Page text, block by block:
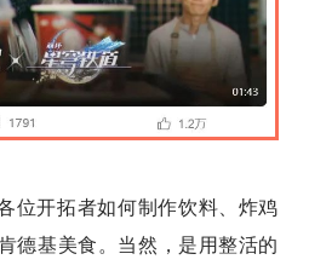
位开拓者如何制作饮料、炸鸡
德基美食。当然，是用整活的